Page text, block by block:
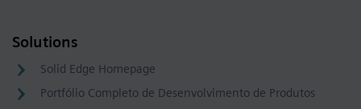
Solutions
Solid Edge Homepage
Portfólio Completo de Desenvolvimento de Produtos